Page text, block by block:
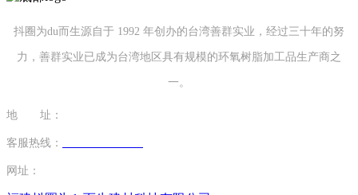
抖圈为du而生源自于 1992 年创办的台湾善群实业，经过三十年的努
力，善群实业已成为台湾地区具有规模的环氧树脂加工品生产商之
一。
地 址：
客服热线：
网址：